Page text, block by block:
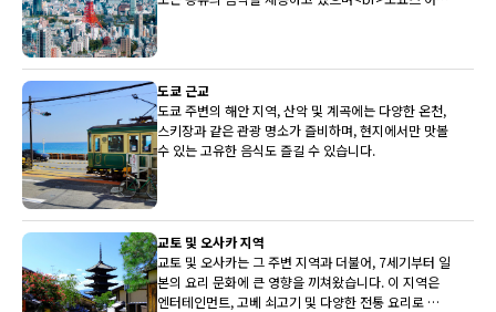
도쿄 근교
도쿄 주변의 해안 지역, 산악 및 계곡에는 다양한 온천,
스키장과 같은 관광 명소가 즐비하며, 현지에서만 맛볼
수 있는 고유한 음식도 즐길 수 있습니다.
교토 및 오사카 지역
교토 및 오사카는 그 주변 지역과 더불어, 7세기부터 일
본의 요리 문화에 큰 영향을 끼쳐왔습니다. 이 지역은
엔터테인먼트, 고베 쇠고기 및 다양한 전통 요리로 유